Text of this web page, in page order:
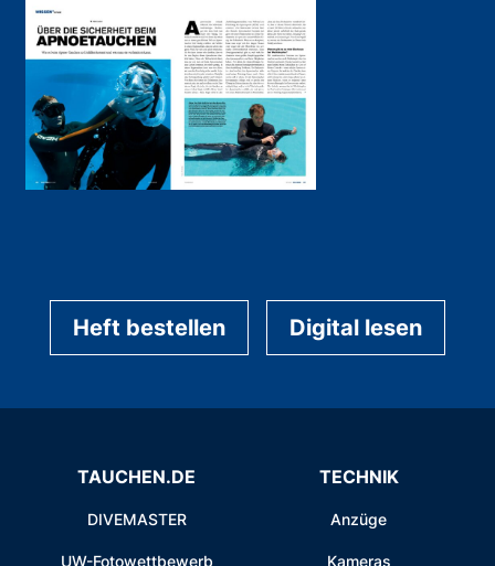
Heft bestellen Digital lesen
TAUCHEN.DE
DIVEMASTER
UW-Fotowettbewerb
TECHNIK
Anzüge
Kameras